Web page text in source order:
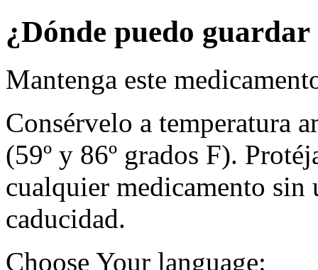
¿Dónde puedo
Mantenga este
Consérvelo a temperatura
(59º y 86º grados F).
cualquier medicamento sin
caducidad.
Choose Your language: